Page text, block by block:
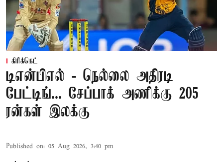
கிரிக்கெட்
டிஎன்பிஎல் - நெல்லை அதிரடி
பேட்டிங்... சேப்பாக் அணிக்கு 205
ரன்கள் இலக்கு
Published on: 05 Aug 2026, 3:40 pm